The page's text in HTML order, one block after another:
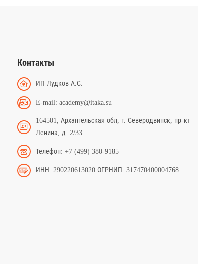
Контакты
ИП Лудков А.С.
E-mail: academy@itaka.su
164501, Архангельская обл, г. Северодвинск, пр-кт
Ленина, д. 2/33
Телефон: +7 (499) 380-9185
ИНН: 290220613020 ОГРНИП: 317470400004768